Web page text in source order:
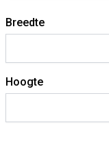
Breedte
Hoogte